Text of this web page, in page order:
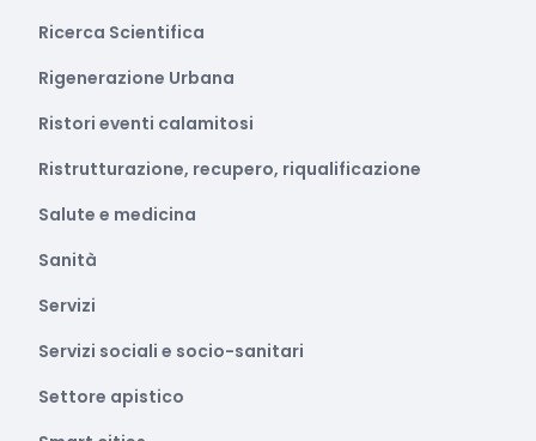
Ricerca Scientifica
Rigenerazione Urbana
Ristori eventi calamitosi
Ristrutturazione, recupero, riqualificazione
Salute e medicina
Sanità
Servizi
Servizi sociali e socio-sanitari
Settore apistico